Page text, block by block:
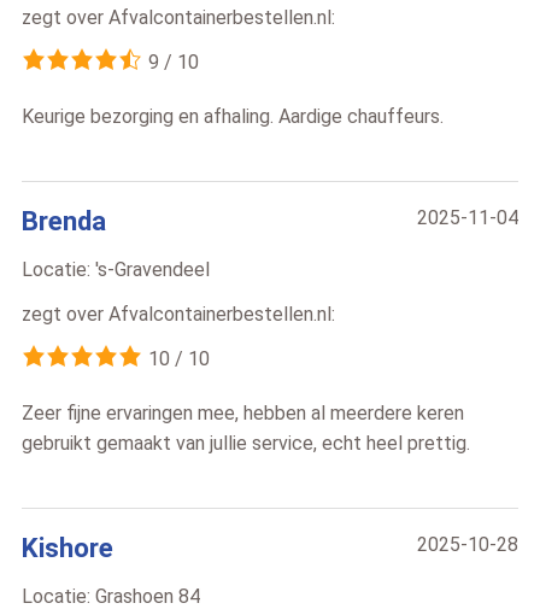
zegt over Afvalcontainerbestellen.nl:
9 / 10
Keurige bezorging en afhaling. Aardige chauffeurs.
2025-11-04
Brenda
Locatie: 's-Gravendeel
zegt over Afvalcontainerbestellen.nl:
10 / 10
Zeer fijne ervaringen mee, hebben al meerdere keren
gebruikt gemaakt van jullie service, echt heel prettig.
2025-10-28
Kishore
Locatie: Grashoen 84